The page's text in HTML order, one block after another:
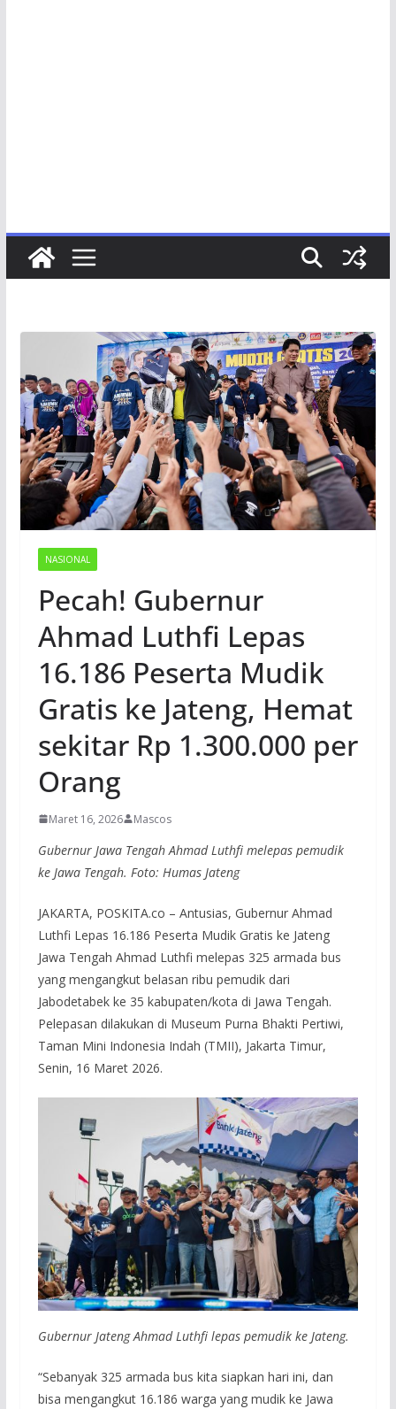
NASIONAL
Pecah! Gubernur
Ahmad Luthfi Lepas
16.186 Peserta Mudik
Gratis ke Jateng, Hemat
sekitar Rp 1.300.000 per
Orang
Maret 16, 2026 Mascos
Gubernur Jawa Tengah Ahmad Luthfi melepas pemudik
ke Jawa Tengah. Foto: Humas Jateng
JAKARTA, POSKITA.co – Antusias, Gubernur Ahmad
Luthfi Lepas 16.186 Peserta Mudik Gratis ke Jateng
Jawa Tengah Ahmad Luthfi melepas 325 armada bus
yang mengangkut belasan ribu pemudik dari
Jabodetabek ke 35 kabupaten/kota di Jawa Tengah.
Pelepasan dilakukan di Museum Purna Bhakti Pertiwi,
Taman Mini Indonesia Indah (TMII), Jakarta Timur,
Senin, 16 Maret 2026.
Gubernur Jateng Ahmad Luthfi lepas pemudik ke Jateng.
“Sebanyak 325 armada bus kita siapkan hari ini, dan
bisa mengangkut 16.186 warga yang mudik ke Jawa